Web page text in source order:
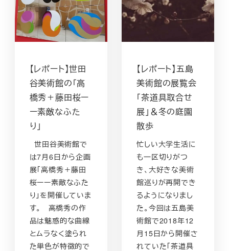
【レポート】世田
谷美術館の「高
橋秀＋藤田桜ー
ー素敵なふた
り」
世田谷美術館で
は7月6日から企画
展「高橋秀＋藤田
桜ーー素敵なふた
り」を開催していま
す。 高橋秀の作
品は魅惑的な曲線
とムラなく塗られ
た単色が特徴的で
【レポート】五島
美術館の展覧会
「茶道具取合せ
展」＆冬の庭園
散歩
忙しい大学生活に
も一区切りがつ
き、大好きな美術
館巡りが再開でき
るようになりまし
た。今回は五島美
術館で2018年12
月15日から開催さ
れていた「茶道具